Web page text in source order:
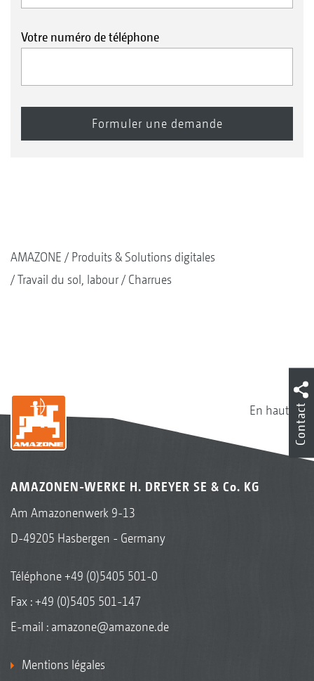
Votre numéro de téléphone
AMAZONE
Produits & Solutions digitales
Travail du sol, labour
Charrues
En haut
AMAZONEN-WERKE H. DREYER SE & Co. KG
Am Amazonenwerk 9-13
D-49205 Hasbergen - Germany
Téléphone+49 (0)5405 501-0
Fax : +49 (0)5405 501-147
E-mail : amazone@amazone.de
Mentions légales
Contact